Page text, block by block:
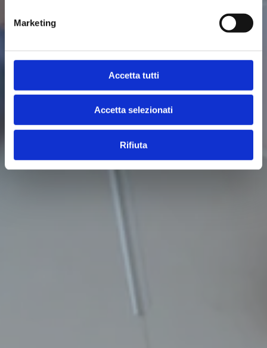
Marketing
Accetta tutti
Accetta selezionati
Rifiuta